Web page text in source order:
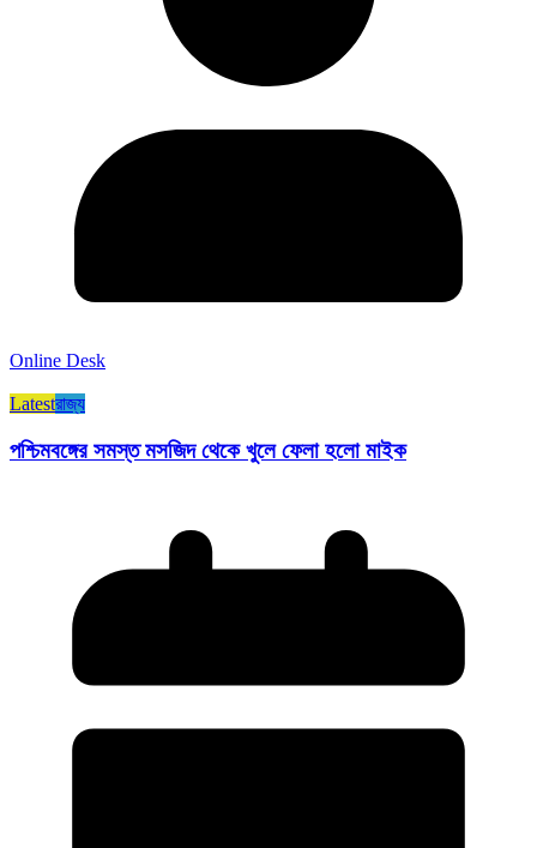
Online Desk
Latestরাজ্য​
পশ্চিমবঙ্গের সমস্ত মসজিদ থেকে খুলে ফেলা হলো মাইক